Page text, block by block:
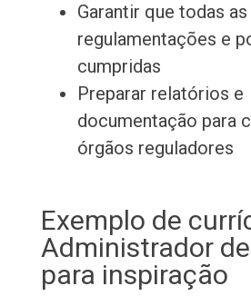
Garantir que todas as
regulamentações e
cumpridas
Preparar relatórios e
documentação para
órgãos reguladores
Exemplo de
Administrador
para inspiração